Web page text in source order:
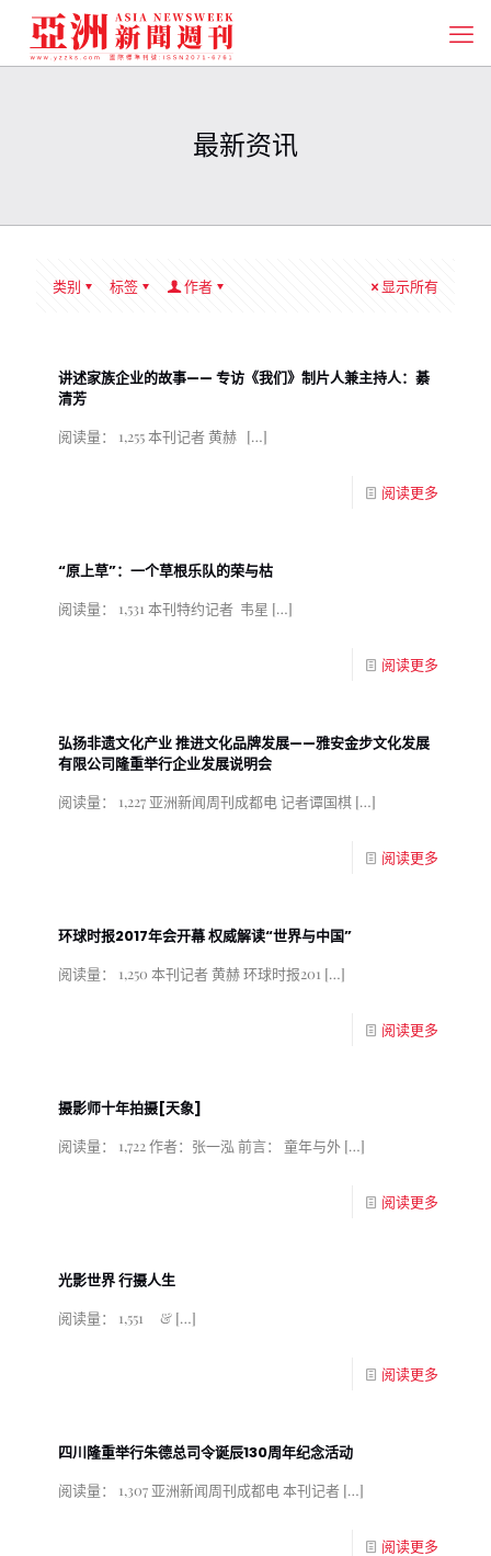
最新资讯
类别 标签 作者 显示所有
讲述家族企业的故事—— 专访《我们》制片人兼主持人：綦
清芳
阅读量： 1,255 本刊记者 黄赫 […]
阅读更多
“原上草”：一个草根乐队的荣与枯
阅读量： 1,531 本刊特约记者 韦星 […]
阅读更多
弘扬非遗文化产业 推进文化品牌发展——雅安金步文化发展
有限公司隆重举行企业发展说明会
阅读量： 1,227 亚洲新闻周刊成都电 记者谭国棋 […]
阅读更多
环球时报2017年会开幕 权威解读“世界与中国”
阅读量： 1,250 本刊记者 黄赫 环球时报201 […]
阅读更多
摄影师十年拍摄[天象]
阅读量： 1,722 作者：张一泓 前言： 童年与外 […]
阅读更多
光影世界 行摄人生
阅读量： 1,551 & […]
阅读更多
四川隆重举行朱德总司令诞辰130周年纪念活动
阅读量： 1,307 亚洲新闻周刊成都电 本刊记者 […]
阅读更多